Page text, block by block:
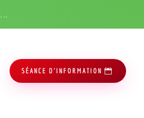
SÉANCE D'INFORMATION